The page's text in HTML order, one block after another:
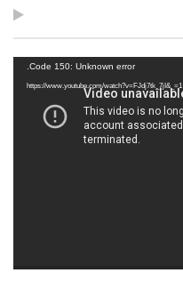
Code 150: Unknown error.